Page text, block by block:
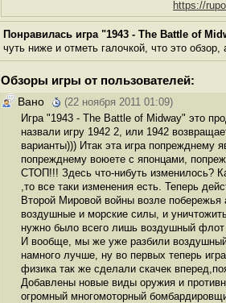
https://
Понравилась игра "1943 - The Battle of
чуть ниже и отметь галочкой, что это
Обзоры игры от пользователей:
Вано
(22 ноября 2011 01:09)
Игра "1943 - The Battle of Midway" это
назвали игру 1942 2, или 1942
варианты))) Итак эта игра попрежднему
попрежднему воюете с японцами,
СТОП!!! Здесь что-нибуть изменилось?
,то все таки изменения есть. Теперь
Второй Мировой войны возле
воздушные и морские силы, и
нужно было всего лишь воздушный
И вообще, мы же уже разбили
намного лучше, ну во первых теперь
физика так же сделали скачек
Добавлены новые виды оружия и
огромный многомоторный